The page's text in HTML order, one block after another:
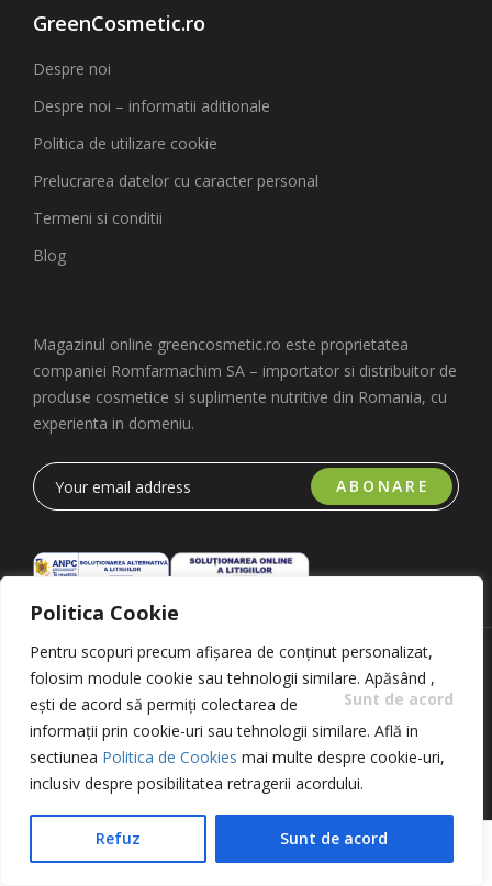
Politica Cookie
Pentru scopuri precum afișarea de conținut personalizat,
folosim module cookie sau tehnologii similare. Apăsând
Sunt de acord
,
ești de acord să permiți colectarea de
informații prin cookie-uri sau tehnologii similare. Află in
sectiunea Politica de Cookies mai multe despre cookie-uri,
inclusiv despre posibilitatea retragerii acordului.
Refuz Sunt de acord
Home Menu YourCart Buy Product
ADAUGĂ ÎN COȘ BUY NOW
GreenCosmetic.ro
Despre noi
Despre noi – informatii aditionale
Politica de utilizare cookie
Prelucrarea datelor cu caracter personal
Termeni si conditii
Blog
Magazinul online greencosmetic.ro este proprietatea
companiei Romfarmachim SA – importator si distribuitor de
produse cosmetice si suplimente nutritive din Romania, cu
experienta in domeniu.
ABONARE
Copyright 2023 © Romfarmachim SA. Realizat de Simplio
Software